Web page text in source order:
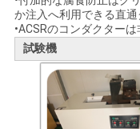
PRIVACY
POLICY
か注入へ利用できる直通
•ACSRのコンダクター
試験機